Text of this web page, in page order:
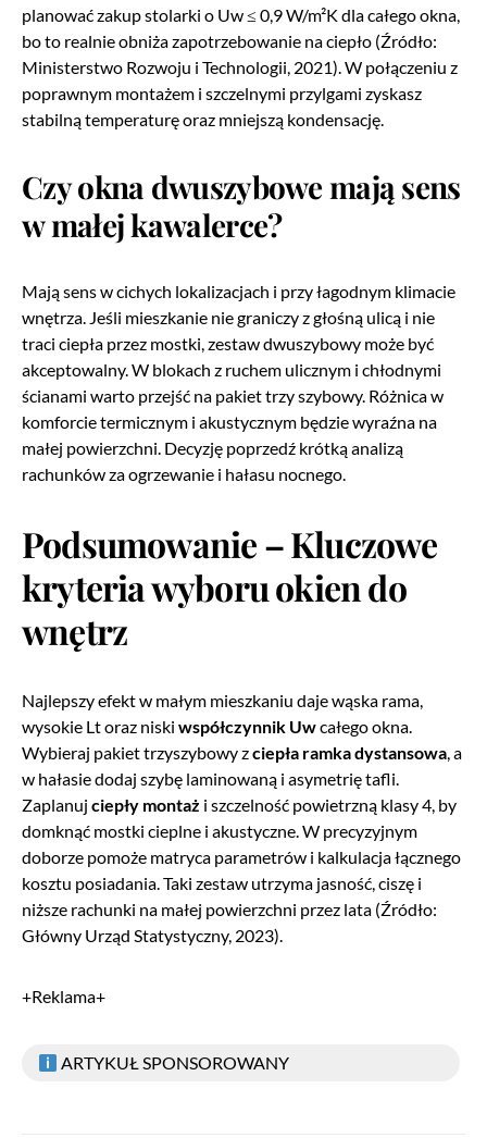
planować zakup stolarki o Uw ≤ 0,9 W/m²K dla całego okna,
bo to realnie obniża zapotrzebowanie na ciepło (Źródło:
Ministerstwo Rozwoju i Technologii, 2021). W połączeniu z
poprawnym montażem i szczelnymi przylgami zyskasz
stabilną temperaturę oraz mniejszą kondensację.
Czy okna dwuszybowe mają sens
w małej kawalerce?
Mają sens w cichych lokalizacjach i przy łagodnym klimacie
wnętrza. Jeśli mieszkanie nie graniczy z głośną ulicą i nie
traci ciepła przez mostki, zestaw dwuszybowy może być
akceptowalny. W blokach z ruchem ulicznym i chłodnymi
ścianami warto przejść na pakiet trzy szybowy. Różnica w
komforcie termicznym i akustycznym będzie wyraźna na
małej powierzchni. Decyzję poprzedź krótką analizą
rachunków za ogrzewanie i hałasu nocnego.
Podsumowanie – Kluczowe
kryteria wyboru okien do
wnętrz
Najlepszy efekt w małym mieszkaniu daje wąska rama,
wysokie Lt oraz niski współczynnik Uwcałego okna.
Wybieraj pakiet trzyszybowy zciepła ramka dystansowa, a
w hałasie dodaj szybę laminowaną i asymetrię tafli.
Zaplanuj ciepły montaż i szczelność powietrzną klasy 4, by
domknąć mostki cieplne i akustyczne. W precyzyjnym
doborze pomoże matryca parametrów i kalkulacja łącznego
kosztu posiadania. Taki zestaw utrzyma jasność, ciszę i
niższe rachunki na małej powierzchni przez lata (Źródło:
Główny Urząd Statystyczny, 2023).
+Reklama+
ARTYKUŁ SPONSOROWANY